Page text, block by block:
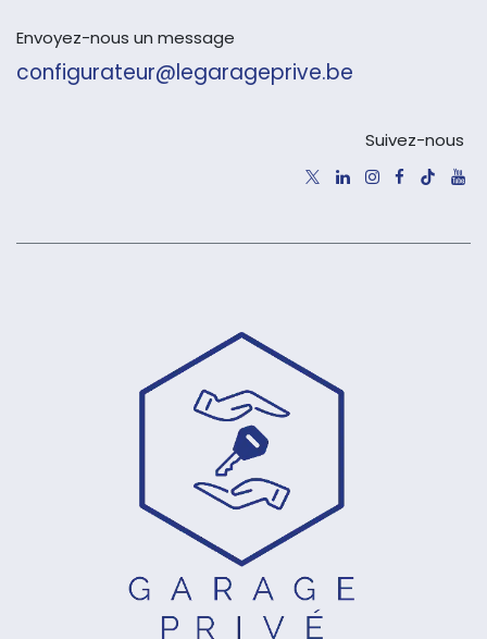
Envoyez-nous un message
configurateur@legarageprive.be
Suivez-nous